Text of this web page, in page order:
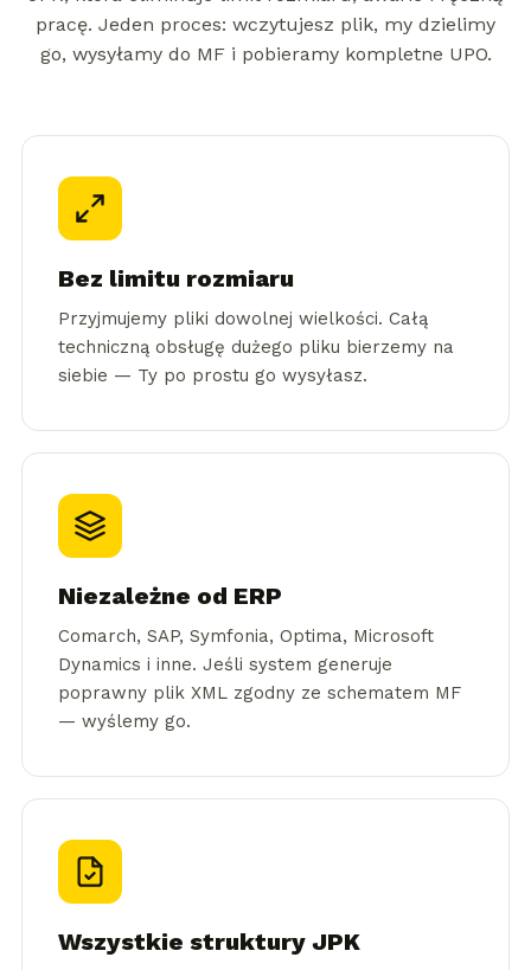
pracę. Jeden proces: wczytujesz plik, my dzielimy
go, wysyłamy do MF i pobieramy kompletne UPO.
Bez limitu rozmiaru
Przyjmujemy pliki dowolnej wielkości. Całą
techniczną obsługę dużego pliku bierzemy na
siebie — Ty po prostu go wysyłasz.
Niezależne od ERP
Comarch, SAP, Symfonia, Optima, Microsoft
Dynamics i inne. Jeśli system generuje
poprawny plik XML zgodny ze schematem MF
— wyślemy go.
Wszystkie struktury JPK